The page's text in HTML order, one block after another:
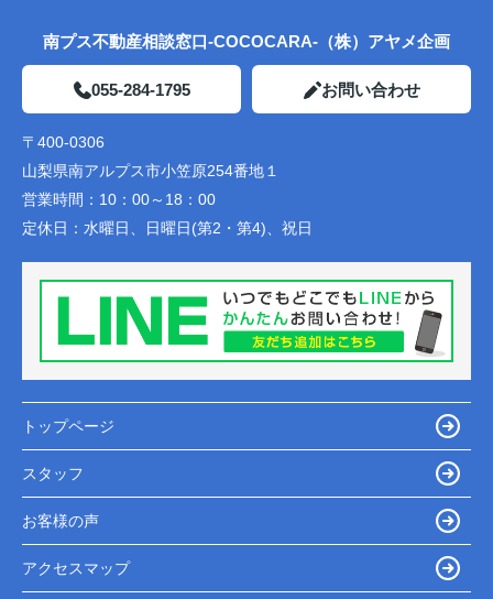
南プス不動産相談窓口-COCOCARA-（株）アヤメ企画
055-284-1795 お問い合わせ
〒400-0306
山梨県南アルプス市小笠原254番地１
営業時間： 10：00～18：00
定休日： 水曜日、日曜日(第2・第4)、祝日
トップページ
スタッフ
お客様の声
アクセスマップ